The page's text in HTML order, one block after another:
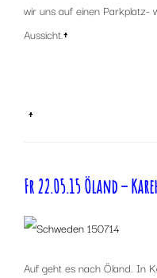
wir uns auf einen Parkplatz-
Aussicht.↑
↑
Fr 22.05.15 Öland –
Auf geht es nach Öland. In